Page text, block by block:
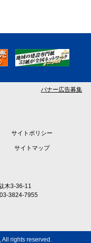
バナー広告募集
サイトポリシー
サイトマップ
木3-36-11
3824-7955
rights reserved.